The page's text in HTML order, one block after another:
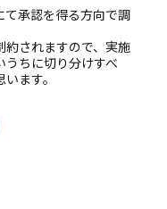
て承認を得る方向で調
約されますので、実施
ちに切り分けすべ
ます。